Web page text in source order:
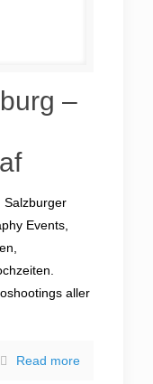
–
Salzburger
Events,
aller
Read more